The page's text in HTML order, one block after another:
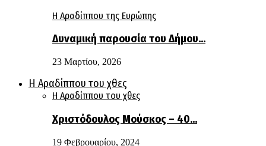
Η Αραδίππου της Ευρώπης
Δυναμική παρουσία του Δήμου…
23 Μαρτίου, 2026
Η Αραδίππου του χθες
Η Αραδίππου του χθες
Χριστόδουλος Μούσκος – 40…
19 Φεβρουαρίου, 2024